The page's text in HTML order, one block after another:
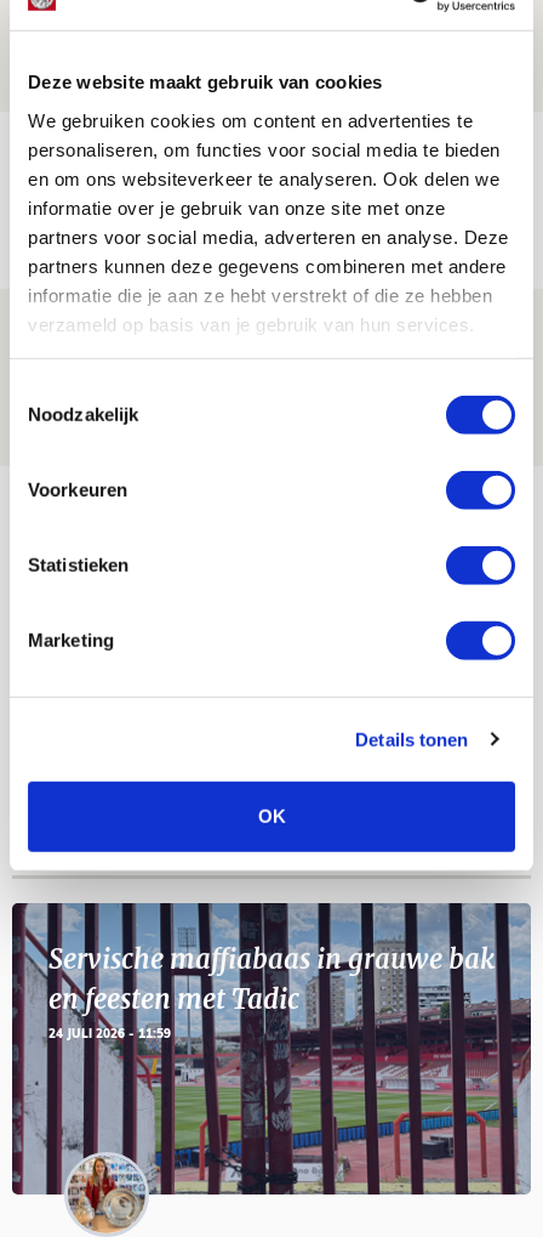
Deze website maakt gebruik van cookies
We gebruiken cookies om content en advertenties te
personaliseren, om functies voor social media te bieden
en om ons websiteverkeer te analyseren. Ook delen we
informatie over je gebruik van onze site met onze
partners voor social media, adverteren en analyse. Deze
partners kunnen deze gegevens combineren met andere
informatie die je aan ze hebt verstrekt of die ze hebben
verzameld op basis van je gebruik van hun services.
Noodzakelijk
Voorkeuren
Statistieken
Marketing
Details tonen
OK
Zwolle - Ajax
NIEUWS
Míchels elf: met welke formatie begin
jij aan nieuw eredivisieseizoen?
08 AUGUSTUS 2026 - 11:34
Spelen bij Jong Ajax of Ajax 1? Dat
maakt Abdalla ‘geen reet’ uit
Bekijk meer
AUG
Blogs
Servische maffiabaas in grauwe bak
en feesten met Tadic
24 JULI 2026 - 11:59